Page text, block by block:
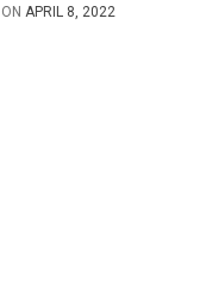
ONAPRIL 8, 2022